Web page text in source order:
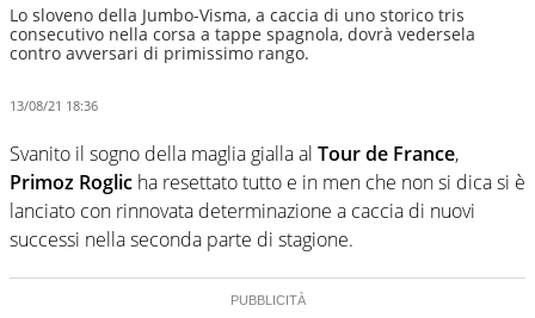
Lo sloveno della Jumbo-Visma, a caccia di uno storico tris
consecutivo nella corsa a tappe spagnola, dovrà vedersela
contro avversari di primissimo rango.
13/08/21 18:36
Svanito il sogno della maglia gialla al Tour de France,
Primoz Roglic ha resettato tutto e in men che non si dica si è
lanciato con rinnovata determinazione a caccia di nuovi
successi nella seconda parte di stagione.